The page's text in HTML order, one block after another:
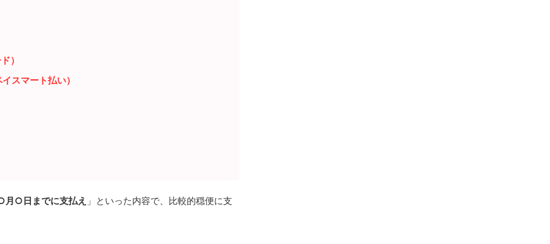
）
スマート払い）
月○日までに支払え 」といった内容で、比較的穏便に支